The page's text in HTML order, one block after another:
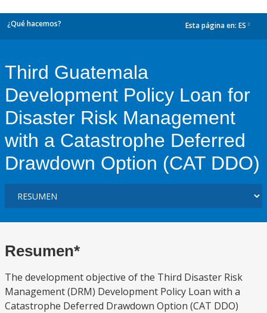
¿Qué hacemos? Esta página en: ES
Third Guatemala
Development Policy Loan for
Disaster Risk Management
with a Catastrophe Deferred
Drawdown Option (CAT DDO)
Resumen*
The development objective of the Third Disaster Risk
Management (DRM) Development Policy Loan with a
Catastrophe Deferred Drawdown Option (CAT DDO)